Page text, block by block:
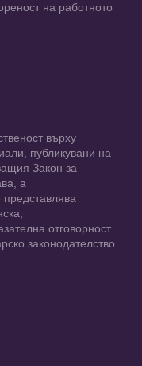
на работното
върху
публикувани на
Закон за
а
отговорност
законодателство.